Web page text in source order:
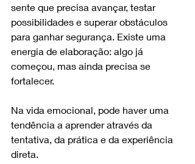
sente que precisa avançar, testar
possibilidades e superar obstáculos
para ganhar segurança. Existe uma
energia de elaboração: algo já
começou, mas ainda precisa se
fortalecer.
Na vida emocional, pode haver uma
tendência a aprender através da
tentativa, da prática e da experiência
direta.